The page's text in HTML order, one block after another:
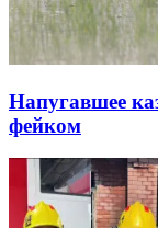
Напугавшее
фейком